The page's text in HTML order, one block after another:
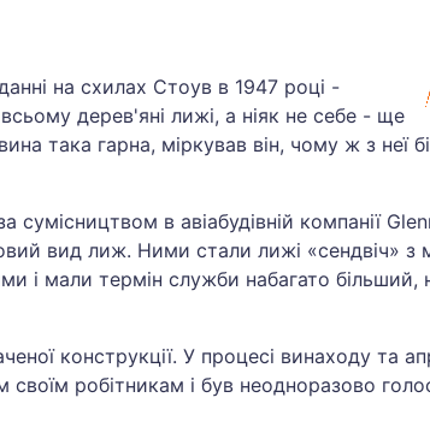
на схилах Стоув в 1947 році -
дерев'яні лижі, а ніяк не себе - ще
така гарна, міркував він, чому ж з неї
в авіабудівній компанії
вид лиж. Ними стали лижі «сендвіч» з
і мали термін служби набагато більший,
конструкції. У процесі винаходу та
своїм робітникам і був неодноразово